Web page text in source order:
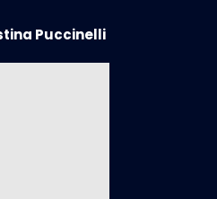
Puccinelli